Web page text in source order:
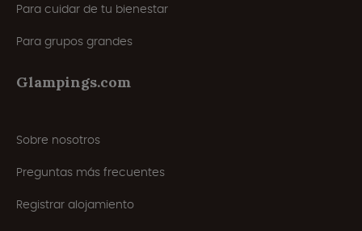
Para cuidar de tu bienestar
Para grupos grandes
Glampings.com
Sobre nosotros
Preguntas más frecuentes
Registrar alojamiento